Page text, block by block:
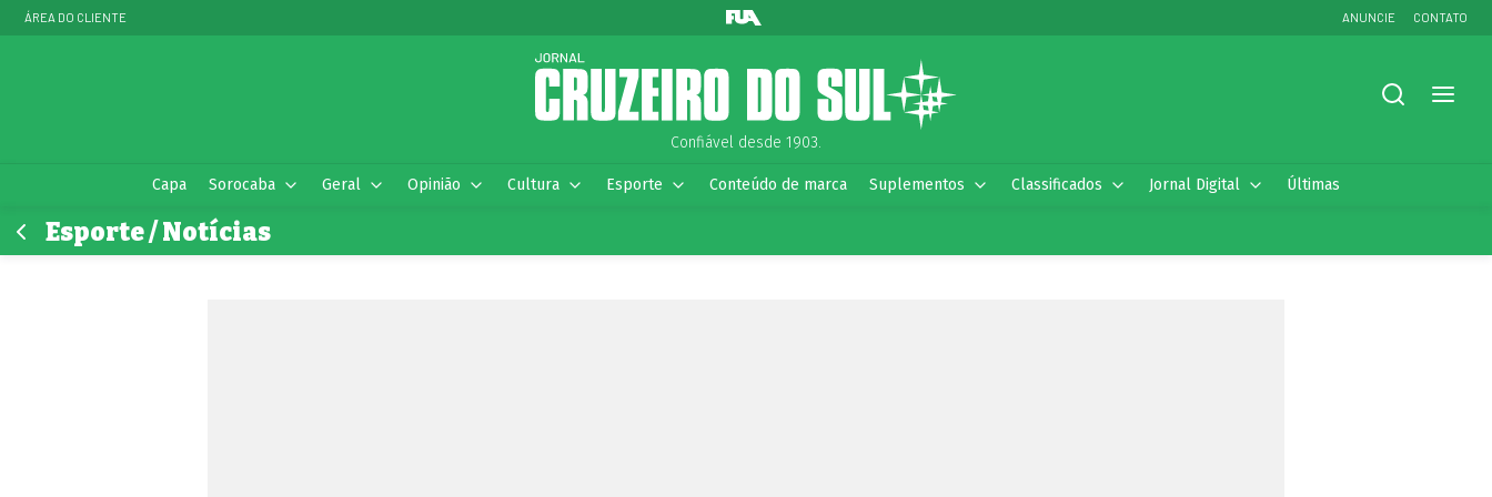
ÁREA DO CLIENTE ANUNCIE CONTATO
Confiável desde 1903.
Capa Sorocaba Geral Opinião Cultura Esporte Conteúdo de marca Suplementos Classificados Jornal Digital Últimas
Esporte / Notícias